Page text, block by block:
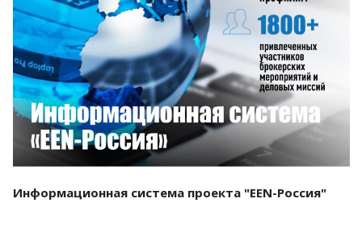
Смотреть проект
Информационная система проекта "EEN-Россия"